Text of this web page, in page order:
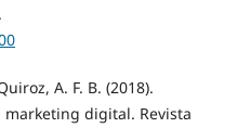
A. F. B. (2018).
digital. Revista